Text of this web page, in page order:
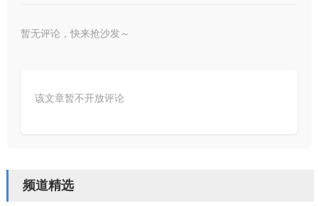
暂无评论，快来抢沙发～
该文章暂不开放评论
频道精选